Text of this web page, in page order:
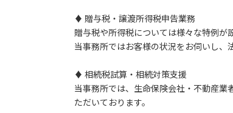
♦ 贈与税・譲渡所得税申告業務
贈与税や所得税については様々な特例が
当事務所ではお客様の状況をお伺いし、
♦ 相続税試算・相続対策支援
当事務所では、生命保険会社・不動産
ただいております。